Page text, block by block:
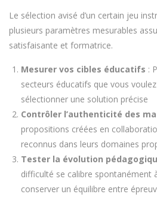
Le sélection avisé d’un certain jeu
plusieurs paramètres mesurables
satisfaisante et formatrice.
Mesurer vos cibles éducatifs :
secteurs éducatifs que vous
sélectionner une solution précise
Contrôler l’authenticité des
propositions créées en
reconnus dans leurs domaines
Tester la évolution
difficulté se calibre spontanément
conserver un équilibre entre